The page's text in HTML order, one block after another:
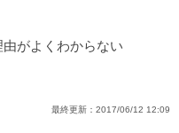
がよくわからない
最終更新： 2017/06/12 12:09